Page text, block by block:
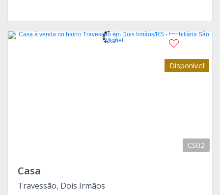
Disponível
CS02
Casa
Travessão, Dois Irmãos